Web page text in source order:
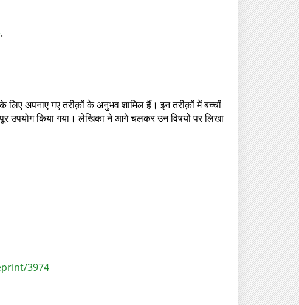
.
अपनाए गए तरीक़ों के अनुभव शामिल हैं। इन तरीक़ों में बच्चों
उपयोग किया गया। लेखिका ने आगे चलकर उन विषयों पर लिखा
3974